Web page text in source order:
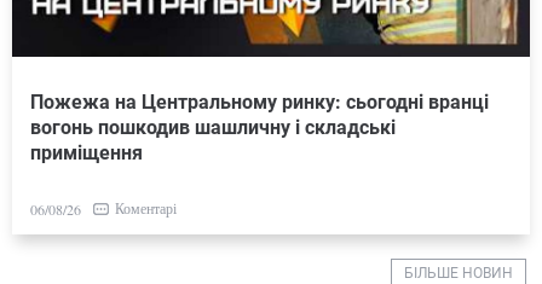
Пожежа на Центральному ринку: сьогодні вранці
вогонь пошкодив шашличну і складські
приміщення
06/08/26 Коментарі
БІЛЬШЕ НОВИН